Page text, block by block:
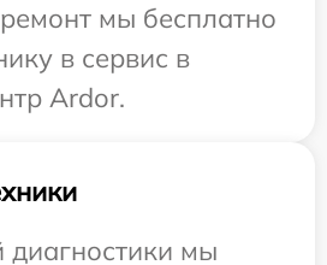
мы бесплатно
в сервис в
Ardor.
диагностики мы